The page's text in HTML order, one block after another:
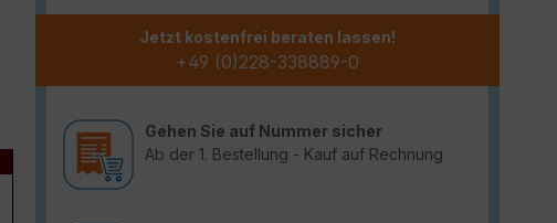
Jetzt kostenfrei beraten lassen!
+49 (0)228-338889-0
Gehen Sie auf Nummer sicher
Ab der 1. Bestellung - Kauf auf Rechnung